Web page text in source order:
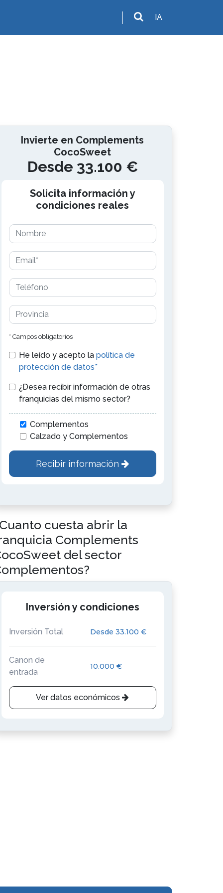
IA
Invierte en Complements
CocoSweet
Desde 33.100 €
Solicita información y
condiciones reales
* Campos obligatorios
He leído y acepto la política de
protección de datos*
¿Desea recibir información de otras
franquicias del mismo sector?
Complementos
Calzado y Complementos
Recibir información
cuesta abrir la
Complements
del sector
Inversión y condiciones
Inversión Total Desde 33.100 €
Canon de
entrada
10.000 €
Ver datos económicos